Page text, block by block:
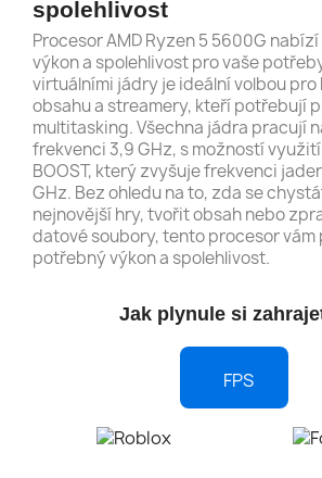
spolehlivost
Procesor AMD Ryzen 5 5600G
výkon a spolehlivost pro vaše
virtuálními jádry je ideální volbou
obsahu a streamery, kteří potřebují
multitasking. Všechna jádra pracují
frekvenci 3,9 GHz, s možností
BOOST, který zvyšuje frekvenci
GHz. Bez ohledu na to, zda se
nejnovější hry, tvořit obsah nebo
datové soubory, tento procesor
potřebný výkon a spolehlivost.
Jak plynule si
FPS